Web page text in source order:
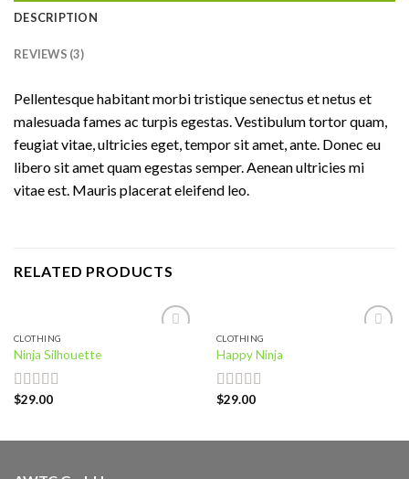
DESCRIPTION
REVIEWS (3)
Pellentesque habitant morbi tristique senectus et netus et
malesuada fames ac turpis egestas. Vestibulum tortor quam,
feugiat vitae, ultricies eget, tempor sit amet, ante. Donec eu
libero sit amet quam egestas semper. Aenean ultricies mi
vitae est. Mauris placerat eleifend leo.
RELATED PRODUCTS
CLOTHING
Ninja Silhouette
Rated
$29.00
CLOTHING
Happy Ninja
Rated
5
$29.00